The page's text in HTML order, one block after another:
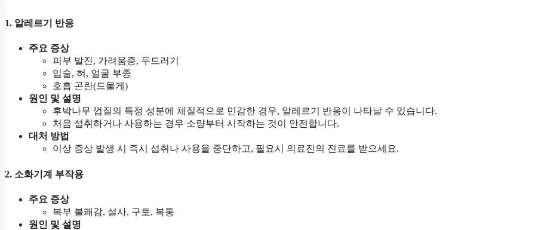
1. 알레르기 반응
주요 증상
피부 발진, 가려움증, 두드러기
입술, 혀, 얼굴 부종
호흡 곤란(드물게)
원인 및 설명
후박나무 껍질의 특정 성분에 체질적으로 민감한 경우, 알레르기 반응이 나타날 수 있습니다.
처음 섭취하거나 사용하는 경우 소량부터 시작하는 것이 안전합니다.
대처 방법
이상 증상 발생 시 즉시 섭취나 사용을 중단하고, 필요시 의료진의 진료를 받으세요.
2. 소화기계 부작용
주요 증상
복부 불쾌감, 설사, 구토, 복통
원인 및 설명